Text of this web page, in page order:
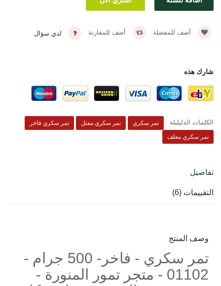
أضف للمفضلة أضف للمقارنة لدي سؤال
شارك هذه
الكلمات الدليليلة : تمر سكري تمر سكري مفتل
تمر سكري فاخر
تمر سكري مغلف
تفاصيل
التقييمات (6)
وصف المنتج
تمر سكري - فاخر- 500 جرام -
01102 - متجر تمور المنورة -